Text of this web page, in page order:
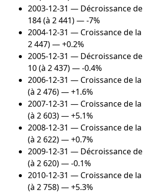
2003-12-31 — Décroissance
184 (à 2 441) — -7%
2004-12-31 — Croissance de
2 447) — +0.2%
2005-12-31 — Décroissance
10 (à 2 437) — -0.4%
2006-12-31 — Croissance de
(à 2 476) — +1.6%
2007-12-31 — Croissance de
(à 2 603) — +5.1%
2008-12-31 — Croissance de
(à 2 622) — +0.7%
2009-12-31 — Décroissance
(à 2 620) — -0.1%
2010-12-31 — Croissance de
(à 2 758) — +5.3%